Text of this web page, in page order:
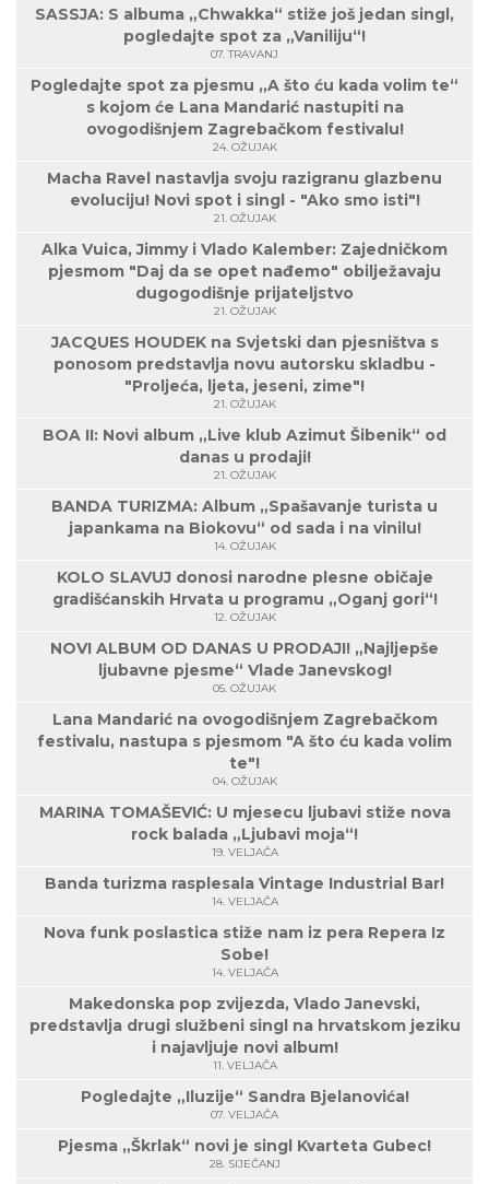
SASSJA: S albuma „Chwakka“ stiže još jedan singl,
pogledajte spot za „Vaniliju“!
07. TRAVANJ
Pogledajte spot za pjesmu „A što ću kada volim te“
s kojom će Lana Mandarić nastupiti na
ovogodišnjem Zagrebačkom festivalu!
24. OŽUJAK
Macha Ravel nastavlja svoju razigranu glazbenu
evoluciju! Novi spot i singl - "Ako smo isti"!
21. OŽUJAK
Alka Vuica, Jimmy i Vlado Kalember: Zajedničkom
pjesmom "Daj da se opet nađemo" obilježavaju
dugogodišnje prijateljstvo
21. OŽUJAK
JACQUES HOUDEK na Svjetski dan pjesništva s
ponosom predstavlja novu autorsku skladbu -
"Proljeća, ljeta, jeseni, zime"!
21. OŽUJAK
BOA II: Novi album „Live klub Azimut Šibenik“ od
danas u prodaji!
21. OŽUJAK
BANDA TURIZMA: Album „Spašavanje turista u
japankama na Biokovu“ od sada i na vinilu!
14. OŽUJAK
KOLO SLAVUJ donosi narodne plesne običaje
gradišćanskih Hrvata u programu „Oganj gori“!
12. OŽUJAK
NOVI ALBUM OD DANAS U PRODAJI! „Najljepše
ljubavne pjesme“ Vlade Janevskog!
05. OŽUJAK
Lana Mandarić na ovogodišnjem Zagrebačkom
festivalu, nastupa s pjesmom "A što ću kada volim
te"!
04. OŽUJAK
MARINA TOMAŠEVIĆ: U mjesecu ljubavi stiže nova
rock balada „Ljubavi moja“!
19. VELJAČA
Banda turizma rasplesala Vintage Industrial Bar!
14. VELJAČA
Nova funk poslastica stiže nam iz pera Repera Iz
Sobe!
14. VELJAČA
Makedonska pop zvijezda, Vlado Janevski,
predstavlja drugi službeni singl na hrvatskom jeziku
i najavljuje novi album!
11. VELJAČA
Pogledajte „Iluzije“ Sandra Bjelanovića!
07. VELJAČA
Pjesma „Škrlak“ novi je singl Kvarteta Gubec!
28. SIJEČANJ